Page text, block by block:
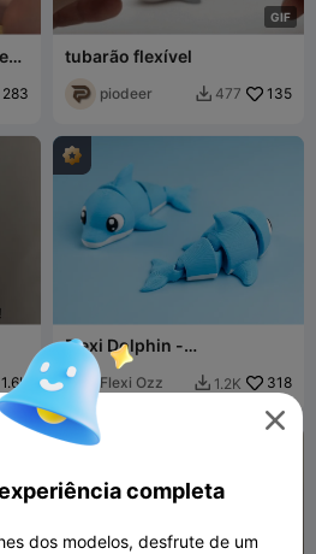
283
GIF
tubarão flexível
piodeer  477 135
1.6K
Flexi Dolphin -
Brinquedo/Chaveiro
Flexi Ozz  1.2K 318

completa
dos modelos, desfrute de um